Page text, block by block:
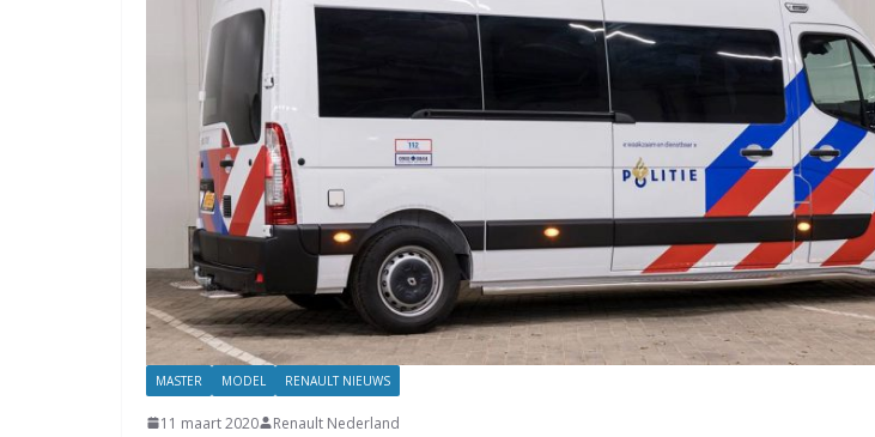
MASTER MODEL RENAULT NIEUWS
11 maart 2020 Renault Nederland